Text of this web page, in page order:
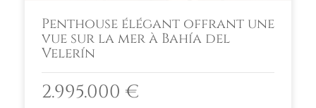
Penthouse élégant offrant une
vue sur la mer à Bahía del
Velerín
2.995.000 €